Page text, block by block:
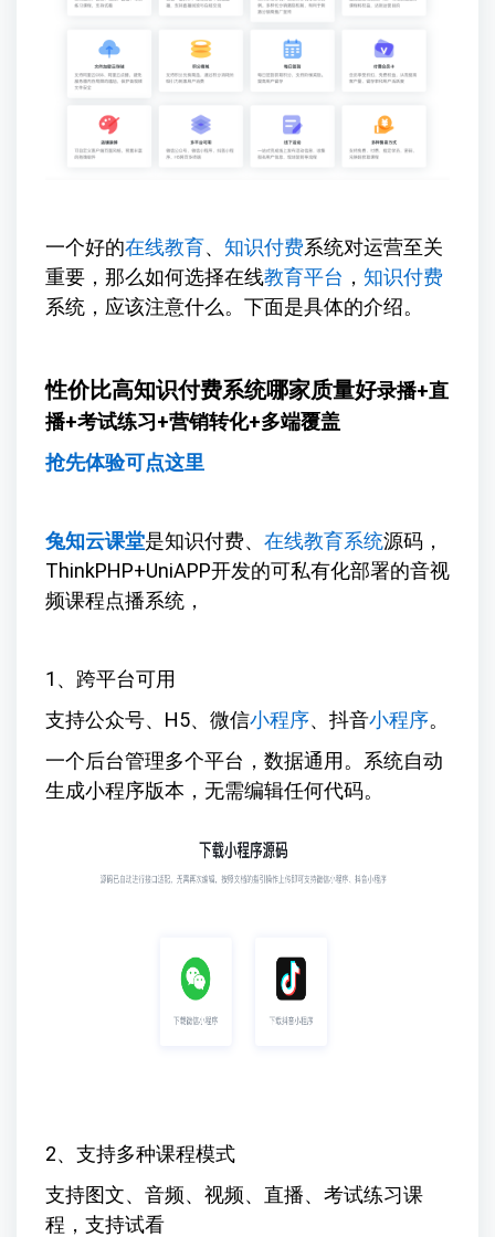
一个好的在线教育、 知识付费系统对运营至关
重要，那么如何选择在线教育平台 ， 知识付费
系统，应该注意什么。下面是具体的介绍。
性价比高知识付费系统哪家质量好录播+直
播+考试练习+营销转化+多端覆盖
抢先体验可点这里
兔知云课堂是知识付费、 在线教育系统源码，
ThinkPHP+UniAPP开发的可私有化部署的音视
频课程点播系统，
1、跨平台可用
支持公众号、H5、微信小程序、抖音小程序。
一个后台管理多个平台，数据通用。系统自动
生成小程序版本，无需编辑任何代码。
2、支持多种课程模式
支持图文、音频、视频、直播、考试练习课
程，支持试看